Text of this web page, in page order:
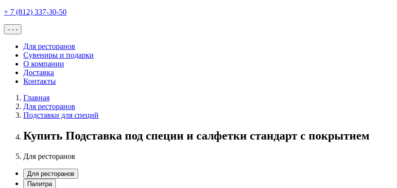
+ 7 (812) 337-30-50
- - -
Для ресторанов
Сувениры и подарки
О компании
Доставка
Контакты
Главная
Для ресторанов
Подставки для специй
Купить Подставка под специи и салфетки стандарт с покрытием
Для ресторанов
Для ресторанов
Палитра